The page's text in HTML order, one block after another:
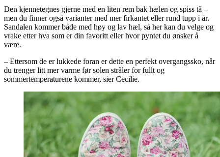
Den kjennetegnes gjerne med en liten rem bak hælen og spiss tå –
men du finner også varianter med mer firkantet eller rund tupp i år.
Sandalen kommer både med høy og lav hæl, så her kan du velge og
vrake etter hva som er din favoritt eller hvor pyntet du ønsker å
være.
– Ettersom de er lukkede foran er dette en perfekt overgangssko, når
du trenger litt mer varme før solen stråler for fullt og
sommertemperaturene kommer, sier Cecilie.